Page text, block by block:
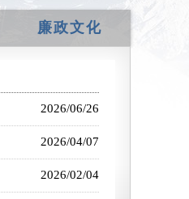
廉政文化